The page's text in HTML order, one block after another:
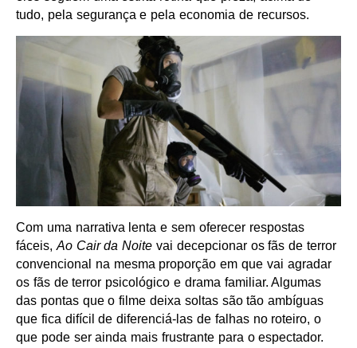
tudo, pela segurança e pela economia de recursos.
Com uma narrativa lenta e sem oferecer respostas
fáceis, Ao Cair da Noite vai decepcionar os fãs de terror
convencional na mesma proporção em que vai agradar
os fãs de terror psicológico e drama familiar. Algumas
das pontas que o filme deixa soltas são tão ambíguas
que fica difícil de diferenciá-las de falhas no roteiro, o
que pode ser ainda mais frustrante para o espectador.